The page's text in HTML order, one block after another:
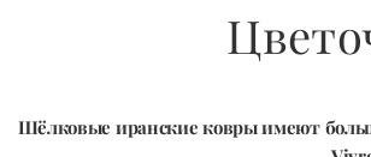
Шёлковые иранские ковры имеют